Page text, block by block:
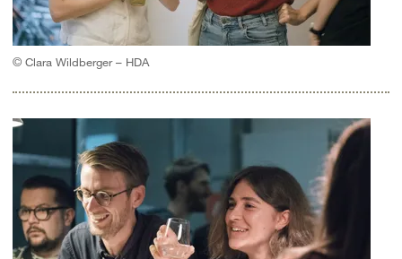
© Clara Wildberger – HDA